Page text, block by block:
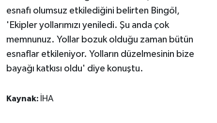
esnafı olumsuz etkilediğini belirten Bingöl,
'Ekipler yollarımızı yeniledi. Şu anda çok
memnunuz. Yollar bozuk olduğu zaman bütün
esnaflar etkileniyor. Yolların düzelmesinin bize
bayağı katkısı oldu' diye konuştu.
Kaynak: İHA